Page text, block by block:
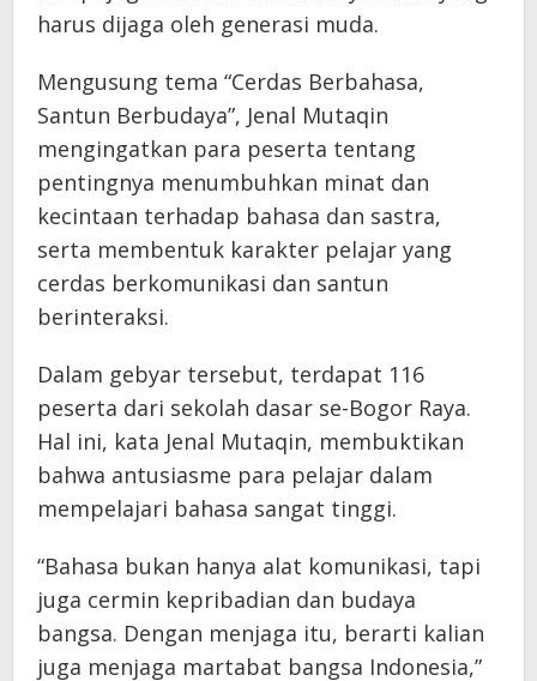
harus dijaga oleh generasi muda.
Mengusung tema “Cerdas Berbahasa,
Santun Berbudaya”, Jenal Mutaqin
mengingatkan para peserta tentang
pentingnya menumbuhkan minat dan
kecintaan terhadap bahasa dan sastra,
serta membentuk karakter pelajar yang
cerdas berkomunikasi dan santun
berinteraksi.
Dalam gebyar tersebut, terdapat 116
peserta dari sekolah dasar se-Bogor Raya.
Hal ini, kata Jenal Mutaqin, membuktikan
bahwa antusiasme para pelajar dalam
mempelajari bahasa sangat tinggi.
“Bahasa bukan hanya alat komunikasi, tapi
juga cermin kepribadian dan budaya
bangsa. Dengan menjaga itu, berarti kalian
juga menjaga martabat bangsa Indonesia,”